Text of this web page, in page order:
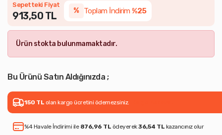
Sepetteki Fiyat
913,50 TL % Toplam İndirim%25
Ürün stokta bulunmamaktadır.
Bu Ürünü Satın Aldığınızda ;
150 TL olan kargo ücretini ödemezsiniz.
%4 Havale İndirimi ile 876,96 TL ödeyerek36,54 TL kazancınız olur